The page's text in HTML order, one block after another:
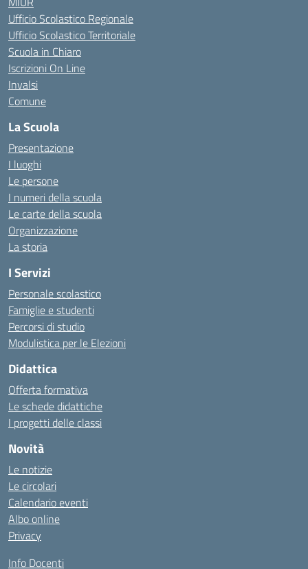
Ufficio Scolastico Regionale
Ufficio Scolastico Territoriale
Scuola in Chiaro
Iscrizioni On Line
Invalsi
Comune
La Scuola
Presentazione
I luoghi
Le persone
I numeri della scuola
Le carte della scuola
Organizzazione
La storia
I Servizi
Personale scolastico
Famiglie e studenti
Percorsi di studio
Modulistica per le Elezioni
Didattica
Offerta formativa
Le schede didattiche
I progetti delle classi
Novità
Le notizie
Le circolari
Calendario eventi
Albo online
Privacy
Info Docenti